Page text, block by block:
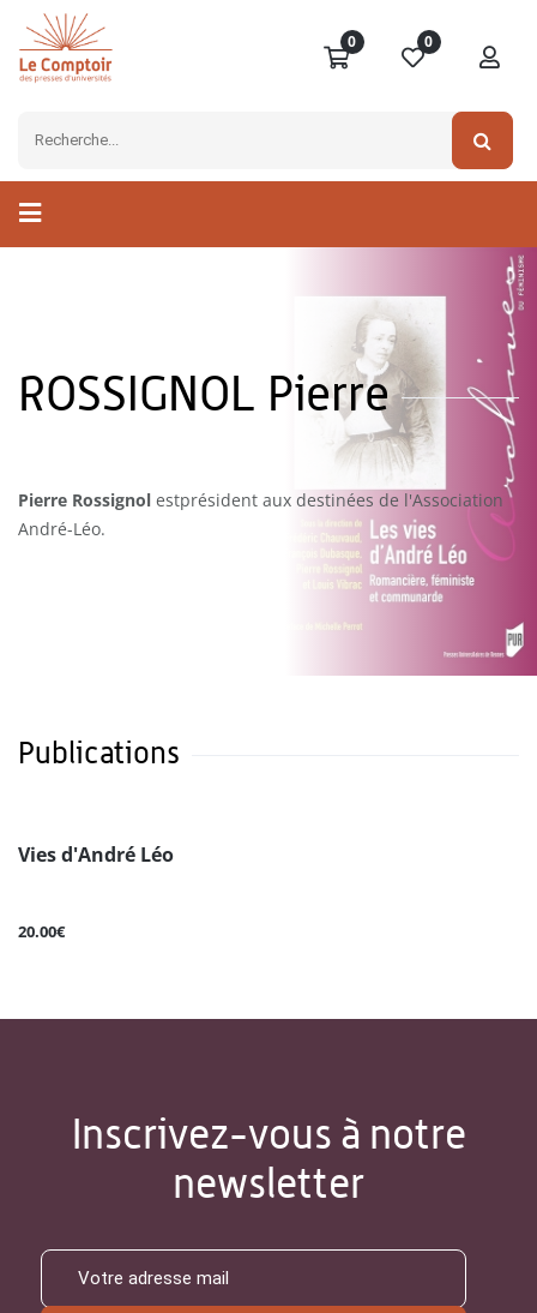
0 0
ROSSIGNOL Pierre
Pierre Rossignol estprésident aux destinées de l'Association
André-Léo.
Publications
Vies d'André Léo
20.00€
Inscrivez-vous à notre
newsletter